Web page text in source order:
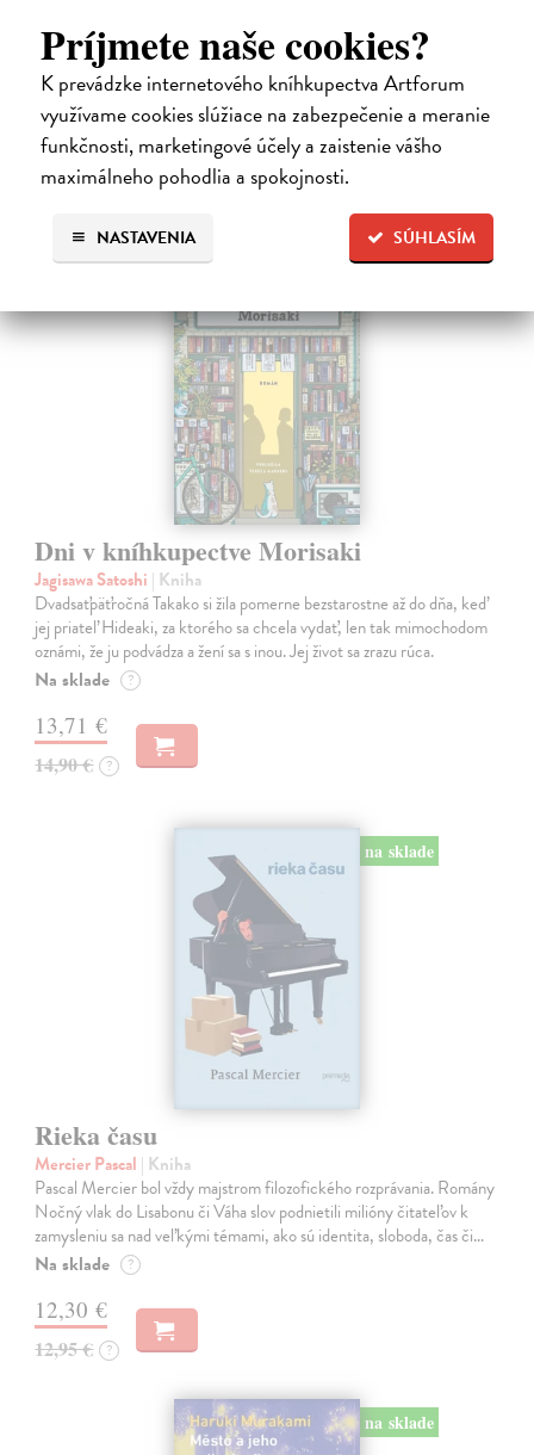
Príjmete naše cookies?
K prevádzke internetového kníhkupectva Artforum
využívame cookies slúžiace na zabezpečenie a meranie
funkčnosti, marketingové účely a zaistenie vášho
maximálneho pohodlia a spokojnosti.
SÚHLASÍM
NASTAVENIA
románom, ktorý pripomína ultrasúčasnú verziu Nebezpečných
známostí. Ide o príbeh plný hnevu aj útechy, vzdoru aj prijatia.
Na sklade ?
22,33 €
23,50 € ?
na sklade
Dni v kníhkupectve Morisaki
Jagisawa Satoshi | Kniha
Dvadsaťpäťročná Takako si žila pomerne bezstarostne až do dňa, keď
jej priateľ Hideaki, za ktorého sa chcela vydať, len tak mimochodom
oznámi, že ju podvádza a žení sa s inou. Jej život sa zrazu rúca.
Na sklade ?
13,71 €
14,90 € ?
na sklade
Rieka času
Mercier Pascal | Kniha
Pascal Mercier bol vždy majstrom filozofického rozprávania. Romány
Nočný vlak do Lisabonu či Váha slov podnietili milióny čitateľov k
zamysleniu sa nad veľkými témami, ako sú identita, sloboda, čas či…
Na sklade ?
12,30 €
12,95 € ?
na sklade